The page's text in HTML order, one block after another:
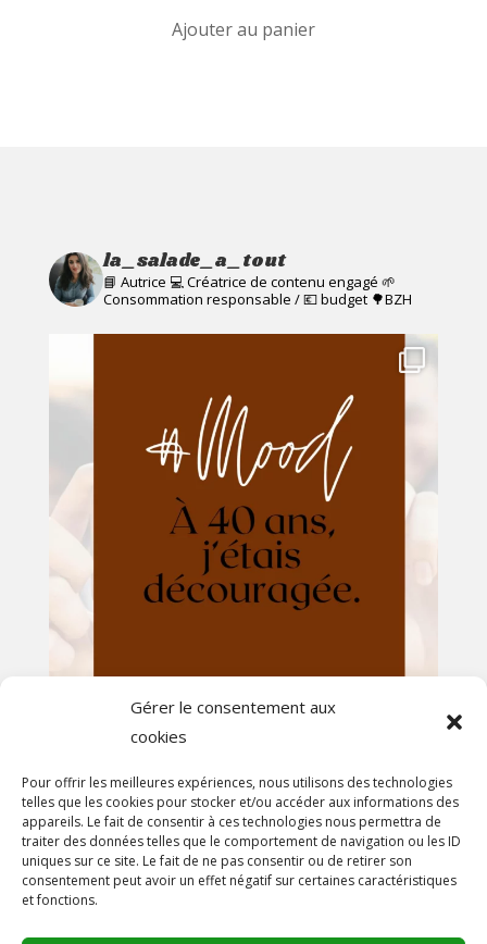
Gérer le consentement aux
cookies
Pour offrir les meilleures expériences, nous utilisons des technologies
telles que les cookies pour stocker et/ou accéder aux informations des
appareils. Le fait de consentir à ces technologies nous permettra de
traiter des données telles que le comportement de navigation ou les ID
uniques sur ce site. Le fait de ne pas consentir ou de retirer son
consentement peut avoir un effet négatif sur certaines caractéristiques
et fonctions.
initial
Ajouter au panier
la_salade_a_tout
📘 Autrice 💻 Créatrice de contenu engagé 🌱
Consommation responsable / 💶 budget🌳BZH
En savoir plus
A propos
On parle de nous!